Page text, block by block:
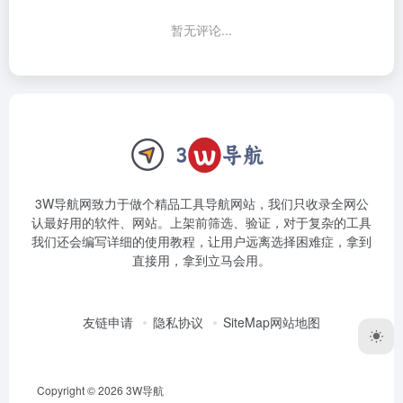
暂无评论...
3W导航网致力于做个精品工具导航网站，我们只收录全网公
认最好用的软件、网站。上架前筛选、验证，对于复杂的工具
我们还会编写详细的使用教程，让用户远离选择困难症，拿到
直接用，拿到立马会用。
友链申请 隐私协议 SiteMap网站地图
Copyright © 2026 3W导航